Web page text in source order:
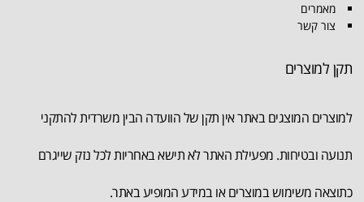
מאמרים
צור קשר
תקן למוצרים
למוצרים המוצגים באתר אין תקן של הוועדה הבין משרדית להתקני
תנועה ובטיחות. מפעילת האתר לא תישא באחריות לכל נזק שייגרם
כתוצאה משימוש במוצרים או במידע המופיע באתר.